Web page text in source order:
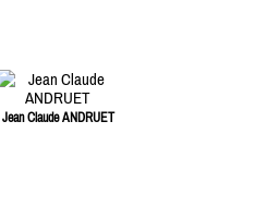
Jean Claude ANDRUET